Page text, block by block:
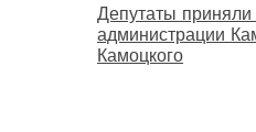
Депутаты
администрации
Камоцкого